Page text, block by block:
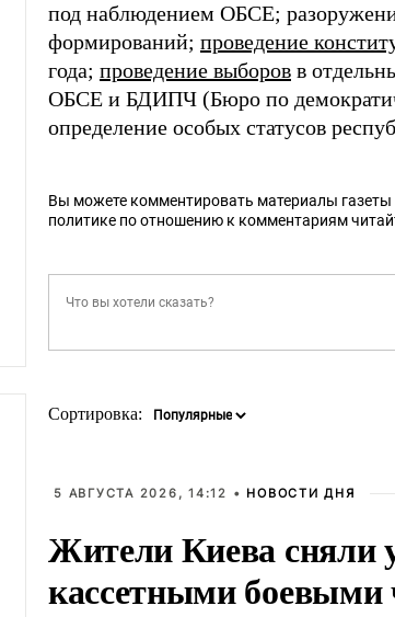
под наблюдением ОБСЕ;
формирований; проведение
года; проведение выборов в
ОБСЕ и БДИПЧ (Бюро по
определение особых статусов
Вы можете комментировать материалы
политике по отношению к комментариям
Сортировка:
5 АВГУСТА 2026, 14:12 • НОВОСТИ ДНЯ
Жители Киева сняли
кассетными боевыми